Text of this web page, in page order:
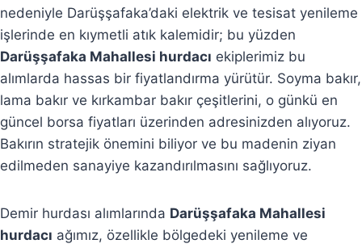
nedeniyle Darüşşafaka’daki elektrik ve tesisat yenileme
işlerinde en kıymetli atık kalemidir; bu yüzden
Darüşşafaka Mahallesi hurdacı ekiplerimiz bu
alımlarda hassas bir fiyatlandırma yürütür. Soyma bakır,
lama bakır ve kırkambar bakır çeşitlerini, o günkü en
güncel borsa fiyatları üzerinden adresinizden alıyoruz.
Bakırın stratejik önemini biliyor ve bu madenin ziyan
edilmeden sanayiye kazandırılmasını sağlıyoruz.
Demir hurdası alımlarında Darüşşafaka Mahallesi
hurdacı ağımız, özellikle bölgedeki yenileme ve